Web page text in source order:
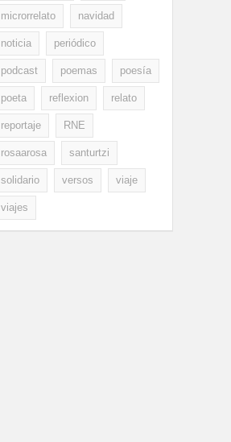
microrrelato navidad
noticia periódico
podcast poemas poesía
poeta reflexion relato
reportaje RNE
rosaarosa santurtzi
solidario versos viaje
viajes